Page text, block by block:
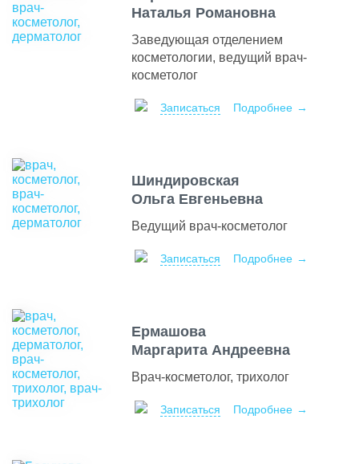
Наталья Романовна
Заведующая отделением
косметологии, ведущий врач-
косметолог
Записаться Подробнее
Шиндировская
Ольга Евгеньевна
Ведущий врач-косметолог
Записаться Подробнее
Ермашова
Маргарита Андреевна
Врач-косметолог, трихолог
Записаться Подробнее